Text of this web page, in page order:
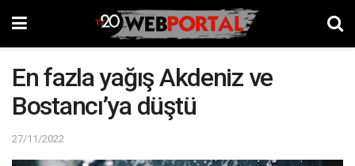
En fazla yağış Akdeniz ve
Bostancı’ya düştü
27/11/2022